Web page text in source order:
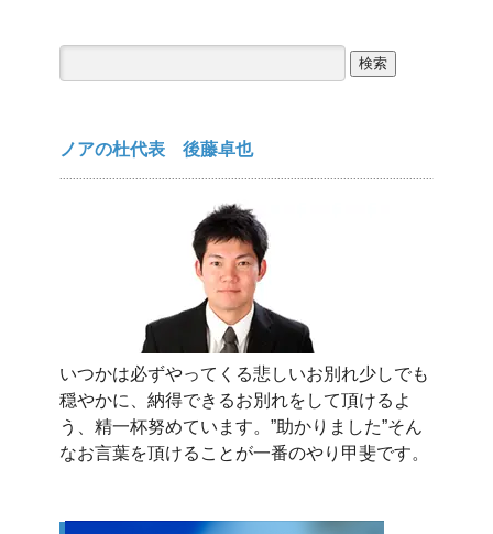
索:
ノアの杜代表 後藤卓也
いつかは必ずやってくる悲しいお別れ少しでも
穏やかに、納得できるお別れをして頂けるよ
う、精一杯努めています。”助かりました”そん
なお言葉を頂けることが一番のやり甲斐です。